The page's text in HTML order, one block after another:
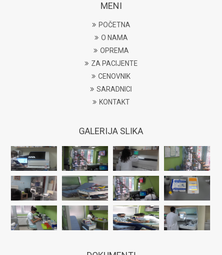
MENI
POČETNA
O NAMA
OPREMA
ZA PACIJENTE
CENOVNIK
SARADNICI
KONTAKT
GALERIJA SLIKA